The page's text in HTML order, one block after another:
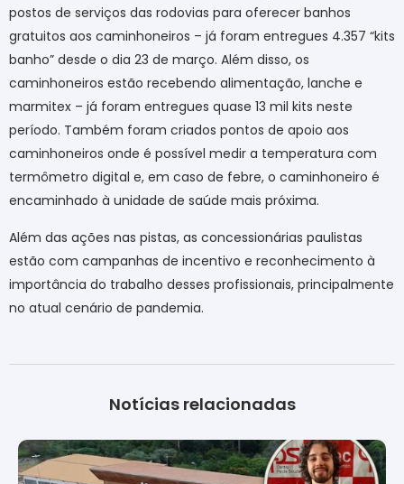
postos de serviços das rodovias para oferecer banhos
gratuitos aos caminhoneiros – já foram entregues 4.357 “kits
banho” desde o dia 23 de março. Além disso, os
caminhoneiros estão recebendo alimentação, lanche e
marmitex – já foram entregues quase 13 mil kits neste
período. Também foram criados pontos de apoio aos
caminhoneiros onde é possível medir a temperatura com
termômetro digital e, em caso de febre, o caminhoneiro é
encaminhado à unidade de saúde mais próxima.
Além das ações nas pistas, as concessionárias paulistas
estão com campanhas de incentivo e reconhecimento à
importância do trabalho desses profissionais, principalmente
no atual cenário de pandemia.
Notícias relacionadas